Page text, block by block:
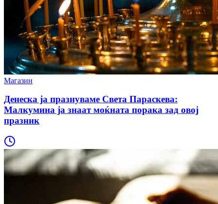
Магазин
Денеска ја празнуваме Света Параскева:
Малкумина ја знаат моќната порака зад овој
празник